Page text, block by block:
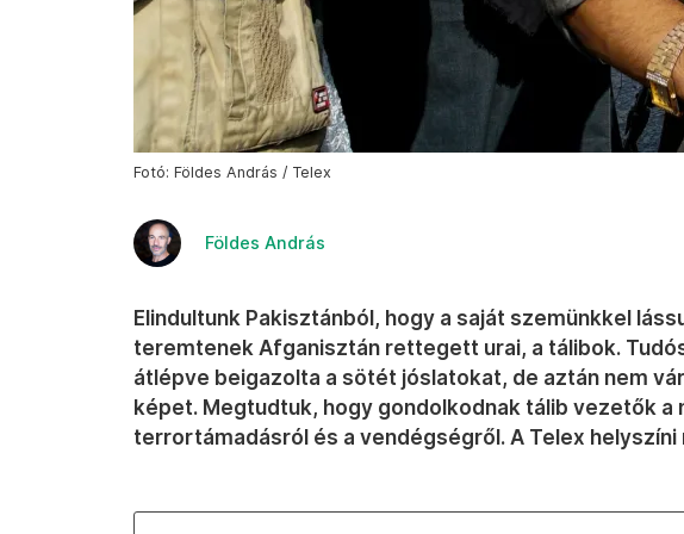
Fotó: Földes András / Telex
Földes András
Elindultunk Pakisztánból, hogy a saját szemünkkel
teremtenek Afganisztán rettegett urai, a tálibok.
átlépve beigazolta a sötét jóslatokat, de aztán nem
képet. Megtudtuk, hogy gondolkodnak tálib vezetők a
terrortámadásról és a vendégségről. A Telex